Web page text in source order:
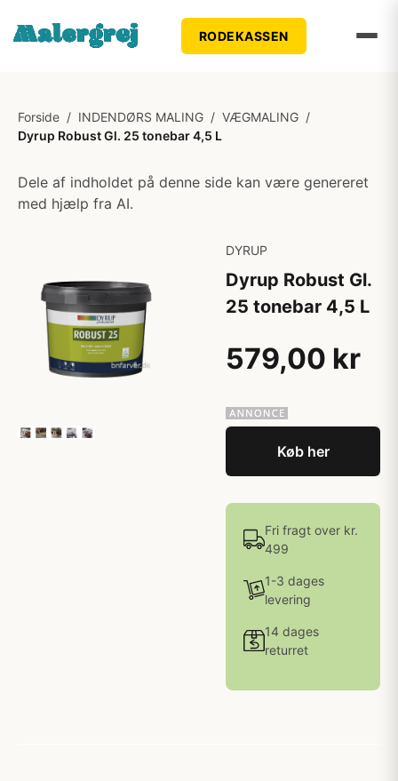
RODEKASSEN
Forside / INDENDØRS MALING / VÆGMALING /
Dyrup Robust Gl. 25 tonebar 4,5 L
Dele af indholdet på denne side kan være genereret
med hjælp fra AI.
DYRUP
Dyrup Robust Gl.
25 tonebar 4,5 L
579,00 kr
Køb her
Fri fragt over kr.
499
1-3 dages
levering
14 dages
returret